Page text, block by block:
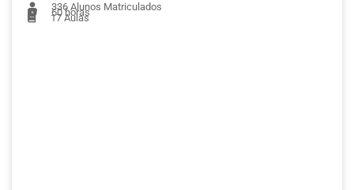
336 Alunos Matriculados
60 horas
17Aulas